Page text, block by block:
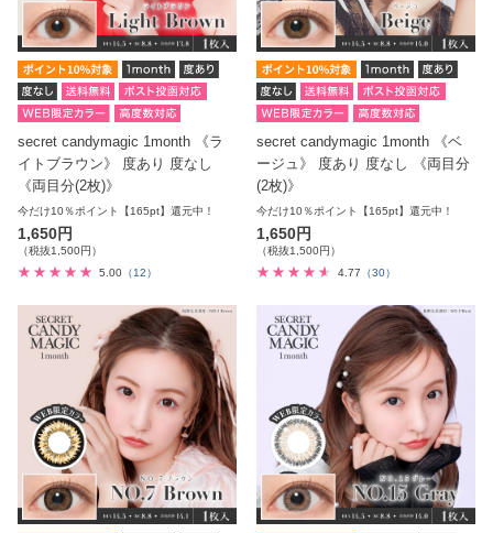
secret candymagic 1month 《ラ
イトブラウン》 度あり 度なし
《両目分(2枚)》
今だけ10％ポイント【165pt】還元中！
1,650円
（税抜1,500円）
5.00 （12）
secret candymagic 1month 《ベ
ージュ》 度あり 度なし 《両目分
(2枚)》
今だけ10％ポイント【165pt】還元中！
1,650円
（税抜1,500円）
4.77
（30）